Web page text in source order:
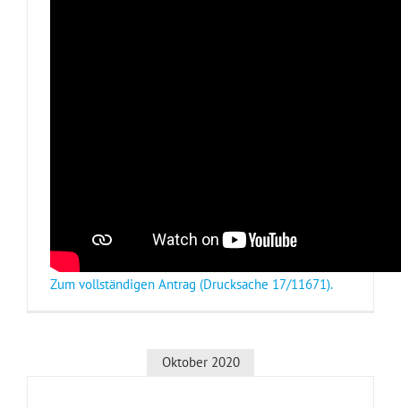
Zum vollständigen Antrag (Drucksache 17/11671).
Oktober 2020